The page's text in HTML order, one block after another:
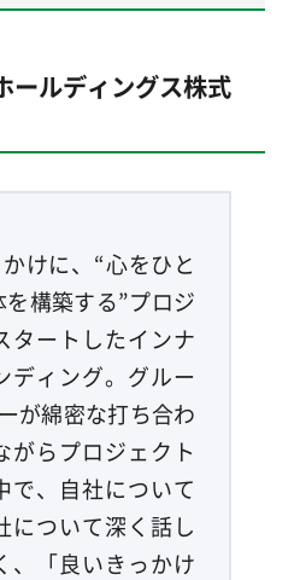
ールディングス株式
けに、“心をひと
構築する”プロジ
タートしたインナ
ディング。グルー
が綿密な打ち合わ
がらプロジェクト
で、自社について
について深く話し
、「良いきっかけ